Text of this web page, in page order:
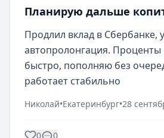
Планирую дальше
Продлил вклад в Сбербанке,
автопролонгация. Проценты
быстро, пополняю без
работает стабильно
Николай•Екатеринбург•28
0 0